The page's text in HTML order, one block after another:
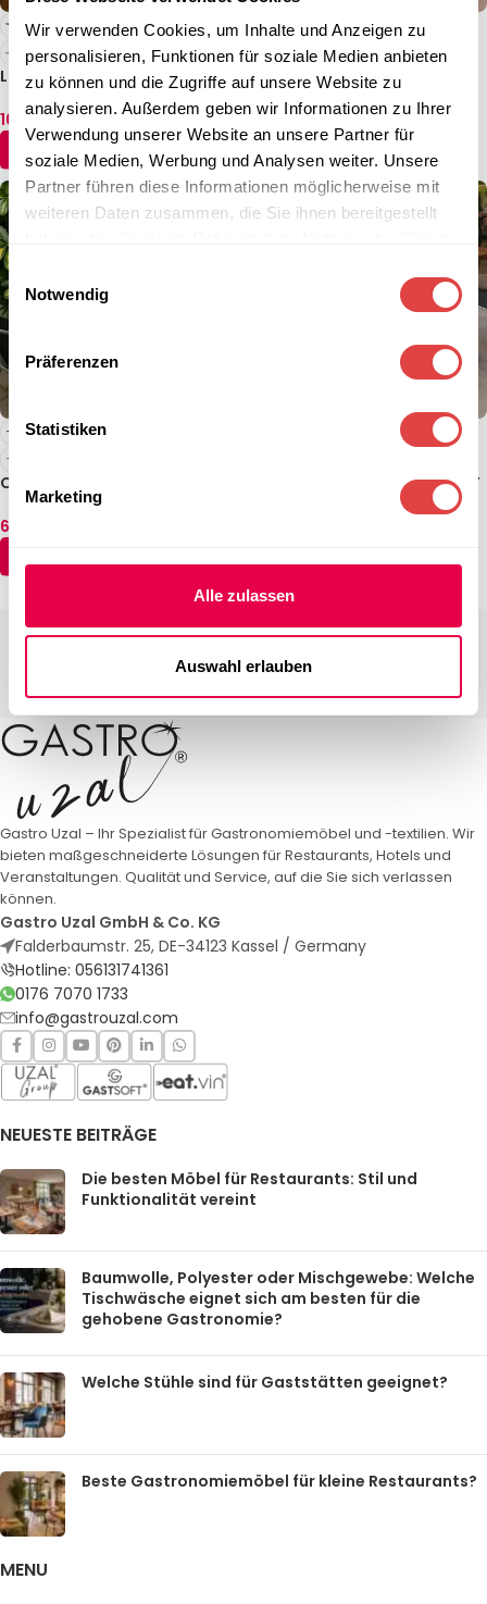
Wir verwenden Cookies, um Inhalte und Anzeigen zu
personalisieren, Funktionen für soziale Medien anbieten
zu können und die Zugriffe auf unsere Website zu
analysieren. Außerdem geben wir Informationen zu Ihrer
Verwendung unserer Website an unsere Partner für
soziale Medien, Werbung und Analysen weiter. Unsere
Partner führen diese Informationen möglicherweise mit
weiteren Daten zusammen, die Sie ihnen bereitgestellt
Einwilligungsauswahl
Notwendig
Präferenzen
Statistiken
Marketing
Alle zulassen
Auswahl erlauben
Laminat Tischplatte 18mm –
Rechteckig
16,60€–93,95 € (inkl. MwSt.)
AUSFÜHRUNG WÄHLEN
Indoor Tischplatte Furnierte
– 39mm
97,52€ –267,69€
Outdoor Tischplatte HPL –
12mm
68,96
Tischplatte EXTERIOLIT HPL-T
– Indoor / Outdoor (14
Gastro Uzal – Ihr Spezialist für Gastronomiemöbel und -textilien. Wir
bieten maßgeschneiderte Lösungen für Restaurants, Hotels und
Veranstaltungen. Qualität und Service, auf die Sie sich verlassen
können.
Gastro Uzal GmbH & Co. KG
Falderbaumstr. 25, DE-34123 Kassel / Germany
Hotline: 056131741361
0176 7070 1733
info@gastrouzal.com
NEUESTE BEITRÄGE
Die besten Möbel für Restaurants: Stil und
Funktionalität vereint
Baumwolle, Polyester oder Mischgewebe: Welche
Tischwäsche eignet sich am besten für die
gehobene Gastronomie?
Welche Stühle sind für Gaststätten geeignet?
Beste Gastronomiemöbel für kleine Restaurants?
MENU